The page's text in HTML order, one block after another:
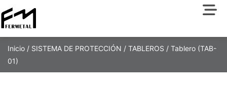
Inicio / SISTEMA DE PROTECCIÓN / TABLEROS / Tablero (TAB-
01)